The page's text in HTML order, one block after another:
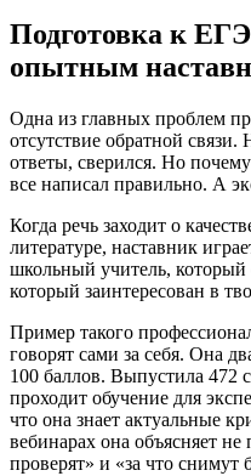
Подготовка к
опытным
Одна из главных проблем
отсутствие обратной
ответы, сверился. Но
все написал правильно. А
Когда речь заходит о
литературе, наставник
школьный учитель,
который заинтересован в
Пример такого
говорят сами за себя. Она
100 баллов. Выпустила 472
проходит обучение для
что она знает актуальные
вебинарах она объясняет не
проверят» и «за что снимут